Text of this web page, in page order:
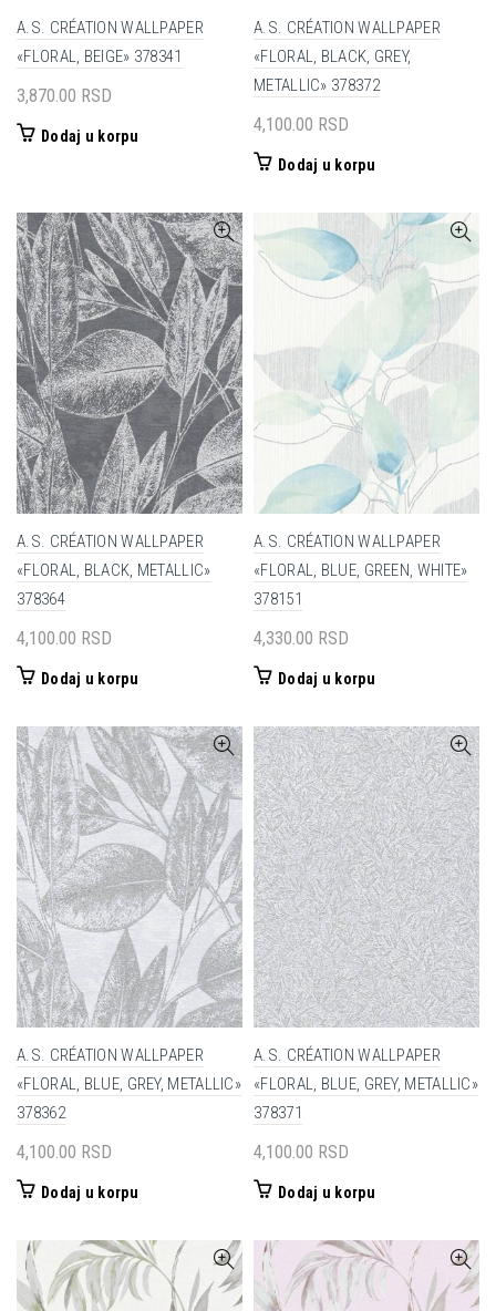
A.S. CRÉATION WALLPAPER
«FLORAL, BEIGE» 378341
3,870.00 RSD
Dodaj u korpu
A.S. CRÉATION WALLPAPER
«FLORAL, BLACK, GREY,
METALLIC» 378372
4,100.00 RSD
Dodaj u korpu
A.S. CRÉATION WALLPAPER
«FLORAL, BLACK, METALLIC»
378364
4,100.00 RSD
Dodaj u korpu
A.S. CRÉATION WALLPAPER
«FLORAL, BLUE, GREEN, WHITE»
378151
4,330.00 RSD
Dodaj u korpu
A.S. CRÉATION WALLPAPER
«FLORAL, BLUE, GREY, METALLIC»
378362
4,100.00 RSD
Dodaj u korpu
A.S. CRÉATION WALLPAPER
«FLORAL, BLUE, GREY, METALLIC»
378371
4,100.00 RSD
Dodaj u korpu